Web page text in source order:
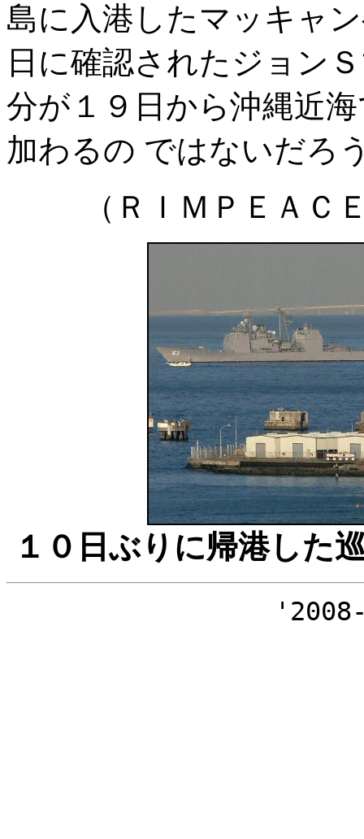
島に入港したマッキャ
日に確認されたジョン
分が１９日から沖縄近
加わるの ではないだろ
（ＲＩＭＰＥＡＣ
１０日ぶりに帰港した